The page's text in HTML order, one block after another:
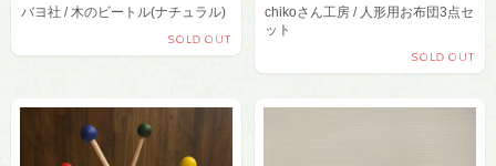
バヨ社 / 木のビートル(ナチュラル)
SOLD OUT
chikoさん工房 / 人形用お布団3点セ
ット
SOLD OUT